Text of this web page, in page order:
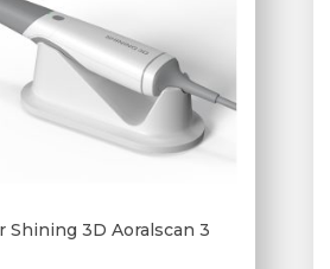
Shining 3D Aoralscan 3